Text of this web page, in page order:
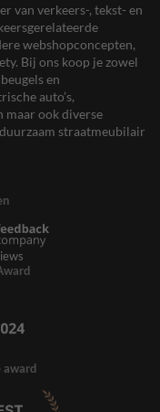
van verkeers-, tekst- en
webshopconcepten,
Bij ons koop je zowel
en
auto’s,
ook diverse
straatmeubilair
award